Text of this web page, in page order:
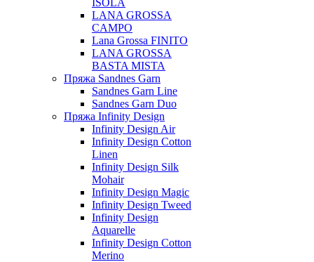
ISOLA
LANA GROSSA
CAMPO
Lana Grossa FINITO
LANA GROSSA
BASTA MISTA
Пряжа Sandnes Garn
Sandnes Garn Line
Sandnes Garn Duo
Пряжа Infinity Design
Infinity Design Air
Infinity Design Cotton
Linen
Infinity Design Silk
Mohair
Infinity Design Magic
Infinity Design Tweed
Infinity Design
Aquarelle
Infinity Design Cotton
Merino